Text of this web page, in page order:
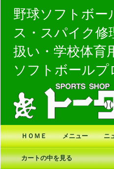
野球ソフトボー
ス・スパイク修
扱い・学校体育
ソフトボール
ＨＯＭＥ メニュー ニ
カートの中を見る